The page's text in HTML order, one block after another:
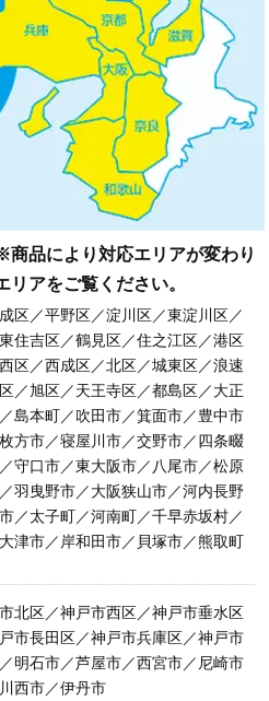
品により対応エリアが変わり
リアをご覧ください。
区／平野区／淀川区／東淀川区／
住吉区／鶴見区／住之江区／港区
区／西成区／北区／城東区／浪速
／旭区／天王寺区／都島区／大正
島本町／吹田市／箕面市／豊中市
方市／寝屋川市／交野市／四条畷
守口市／東大阪市／八尾市／松原
羽曳野市／大阪狭山市／河内長野
／太子町／河南町／千早赤坂村／
津市／岸和田市／貝塚市／熊取町
北区／神戸市西区／神戸市垂水区
市長田区／神戸市兵庫区／神戸市
明石市／芦屋市／西宮市／尼崎市
西市／伊丹市